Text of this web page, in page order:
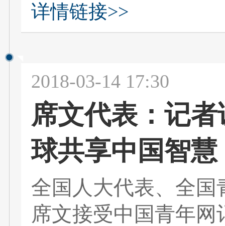
详情链接>>
2018-03-14 17:30
席文代表：记
球共享中国智慧
全国人大代表、全
席文接受中国青年